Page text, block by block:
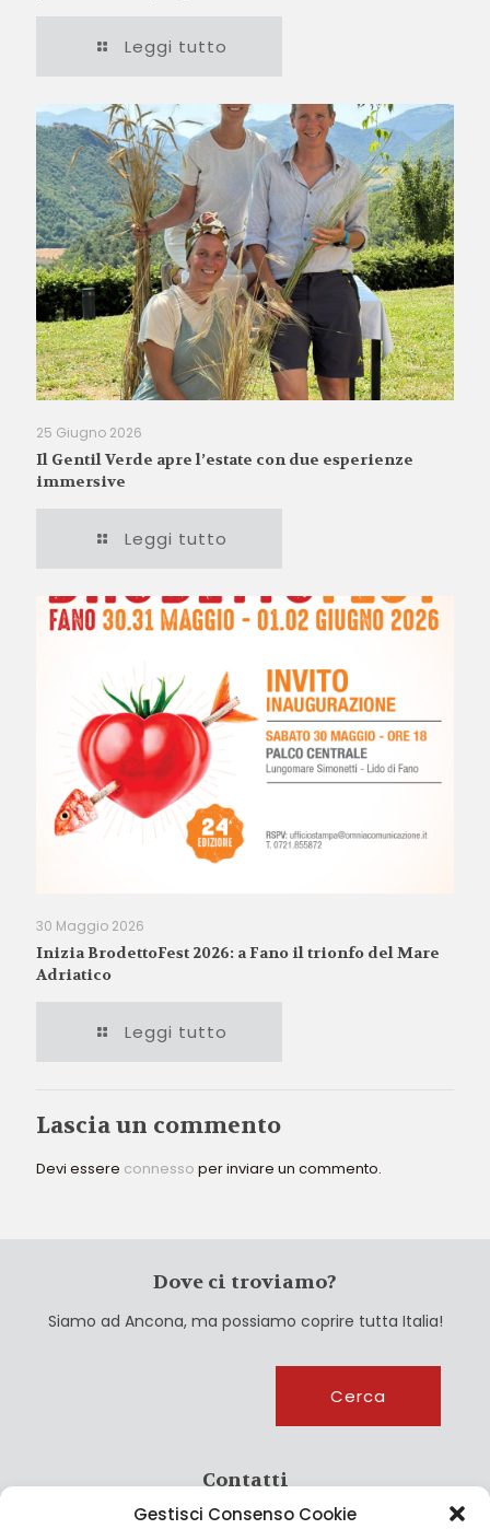
Gestisci Consenso Cookie
Leggi tutto
25 Giugno 2026
Il Gentil Verde apre l’estate con due esperienze
immersive
Leggi tutto
30 Maggio 2026
Inizia BrodettoFest 2026: a Fano il trionfo del Mare
Adriatico
Leggi tutto
Lascia un commento
Devi essere connesso per inviare un commento.
Dove ci troviamo?
Siamo ad Ancona, ma possiamo coprire tutta Italia!
Cerca
Contatti
info@culturagroalimentare.com